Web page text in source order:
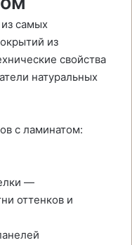
самых
из
свойства
натуральных
с ламинатом:
—
оттенков и